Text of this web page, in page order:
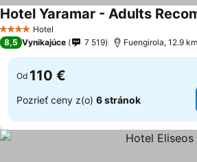
4 Počet hviezdičiek
Hotel
Hotel Yaramar - Adults
8,5 Vynikajúce 7 519 Fuengirola, 12.9
Od 110 €
Pozrieť ceny z(o) 6 stránok